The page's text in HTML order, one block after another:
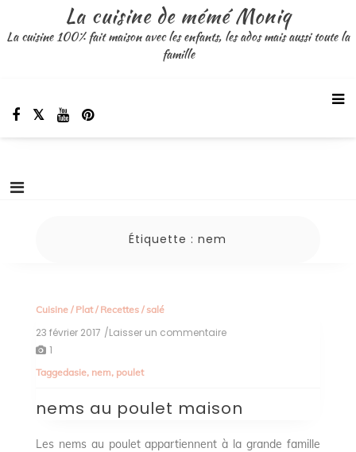
contenu
La cuisine de mémé Moniq
La cuisine 100% fait maison avec les enfants, les ados mais aussi toute la
famille
Étiquette :nem
Cuisine/ Plat/ Recettes/ salé
23 février 2017 /Laisser un commentaireon
1
Taggedasie, nem, poulet
nems au poulet maison
Les nems au poulet appartiennent à la grande famille